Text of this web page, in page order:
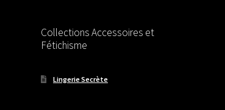
Collections Accessoires et
Fétichisme
Lingerie Secrète